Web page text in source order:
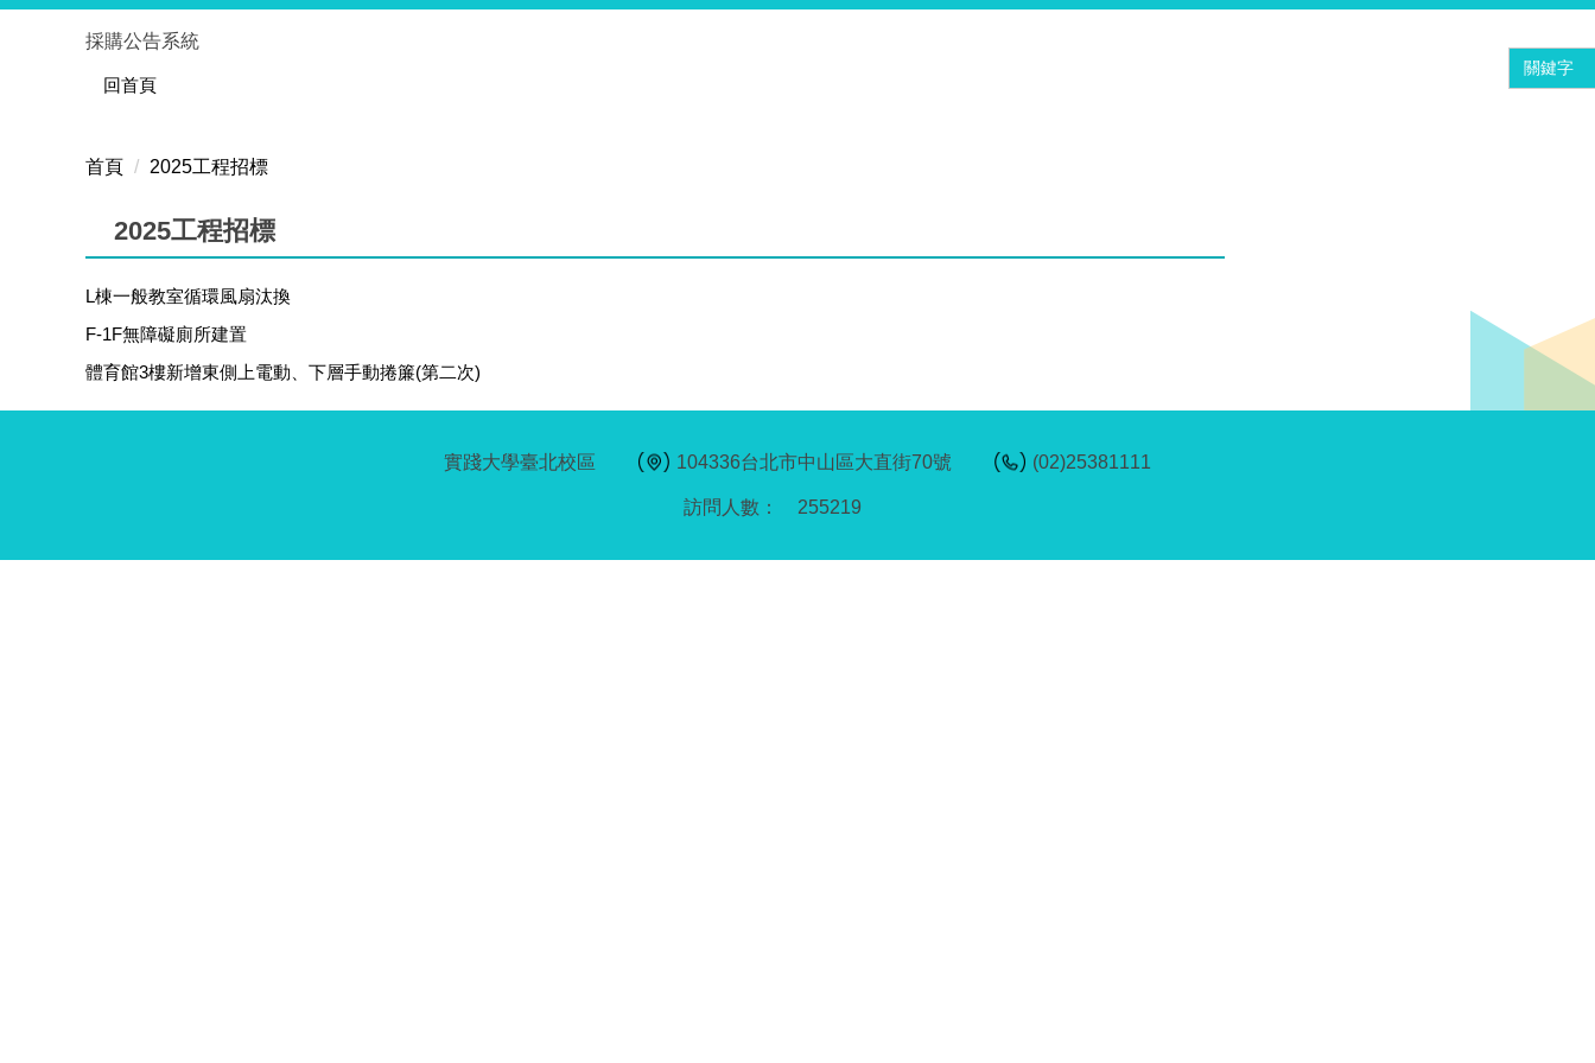
採購公告系統
回首頁
首頁 2025工程招標
2025工程招標
L棟一般教室循環風扇汰換
F-1F無障礙廁所建置
體育館3樓新增東側上電動、下層手動捲簾(第二次)
255219
實踐大學臺北校區 104336台北市中山區大直街70號 (02)25381111